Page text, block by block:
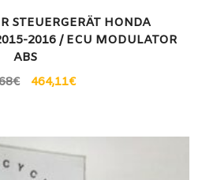
STEUERGERÄT HONDA
2016 / ECU MODULATOR
ABS
€ 464,11€